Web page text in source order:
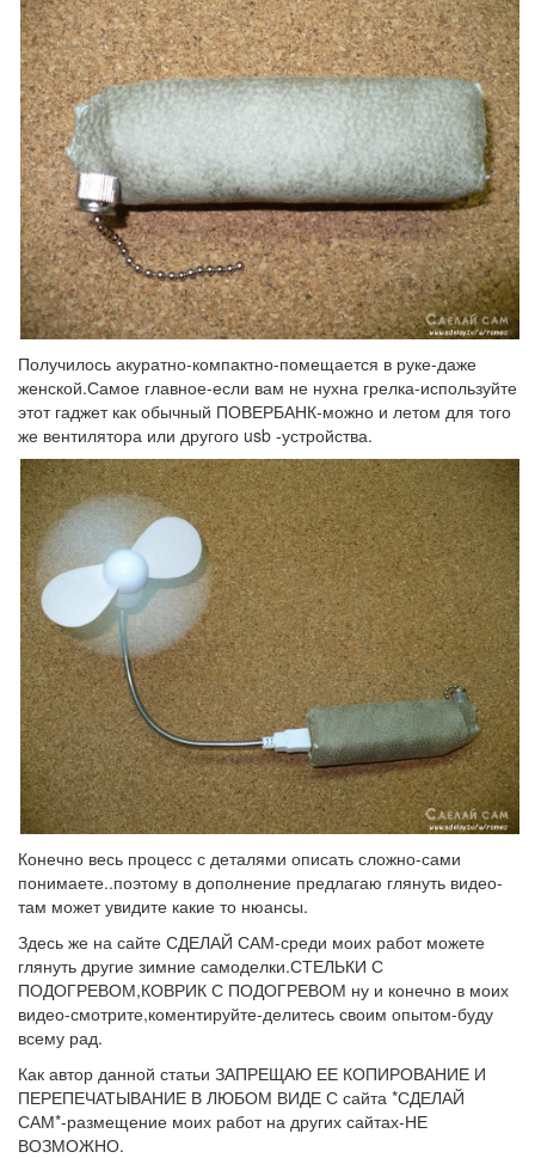
Получилось акуратно-компактно-помещается в руке-даже
женской.Самое главное-если вам не нухна грелка-используйте
этот гаджет как обычный ПОВЕРБАНК-можно и летом для того
же вентилятора или другого usb -устройства.
Конечно весь процесс с деталями описать сложно-сами
понимаете..поэтому в дополнение предлагаю глянуть видео-
там может увидите какие то нюансы.
Здесь же на сайте СДЕЛАЙ САМ-среди моих работ можете
глянуть другие зимние самоделки.СТЕЛЬКИ С
ПОДОГРЕВОМ,КОВРИК С ПОДОГРЕВОМ ну и конечно в моих
видео-смотрите,коментируйте-делитесь своим опытом-буду
всему рад.
Как автор данной статьи ЗАПРЕЩАЮ ЕЕ КОПИРОВАНИЕ И
ПЕРЕПЕЧАТЫВАНИЕ В ЛЮБОМ ВИДЕ С сайта *СДЕЛАЙ
САМ*-размещение моих работ на других сайтах-НЕ
ВОЗМОЖНО.